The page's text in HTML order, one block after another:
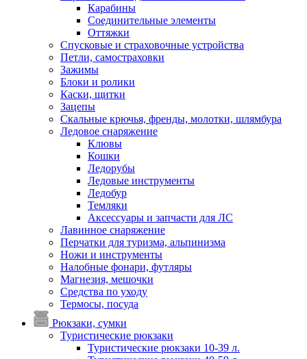
Карабины
Соединительные элементы
Оттяжки
Спусковые и страховочные устройства
Петли, самостраховки
Зажимы
Блоки и ролики
Каски, щитки
Зацепы
Скальные крючья, френды, молотки, шлямбура
Ледовое снаряжение
Клювы
Кошки
Ледорубы
Ледовые инструменты
Ледобур
Темляки
Аксессуары и запчасти для ЛС
Лавинное снаряжение
Перчатки для туризма, альпинизма
Ножи и инструменты
Налобные фонари, футляры
Магнезия, мешочки
Средства по уходу
Термосы, посуда
Рюкзаки, сумки
Туристические рюкзаки
Туристические рюкзаки 10-39 л.